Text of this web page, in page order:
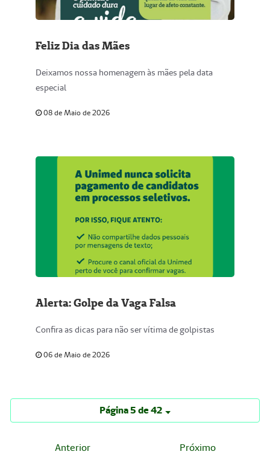
Feliz Dia das Mães
Deixamos nossa homenagem às mães pela data
especial
08 de Maio de 2026
Alerta: Golpe da Vaga Falsa
Confira as dicas para não ser vítima de golpistas
06 de Maio de 2026
Página 5 de 42
Anterior Próximo